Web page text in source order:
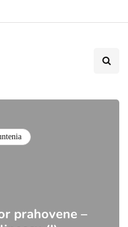
prahovene –